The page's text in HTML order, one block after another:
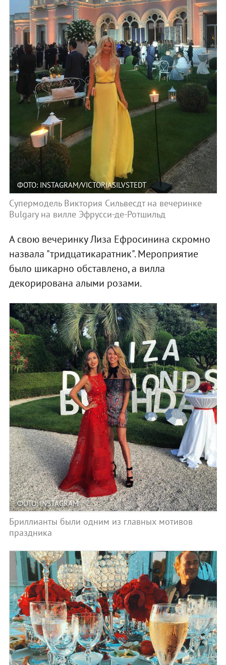
ФОТО: INSTAGRAM/VICTORIASILVSTEDT
Супермодель Виктория Сильвесдт на вечеринке
Bulgary на вилле Эфрусси-де-Ротшильд
А свою вечеринку Лиза Ефросинина скромно
назвала "тридцатикаратник". Мероприятие
было шикарно обставлено, а вилла
декорирована алыми розами.
ФОТО: INSTAGRAM
Бриллианты были одним из главных мотивов
праздника